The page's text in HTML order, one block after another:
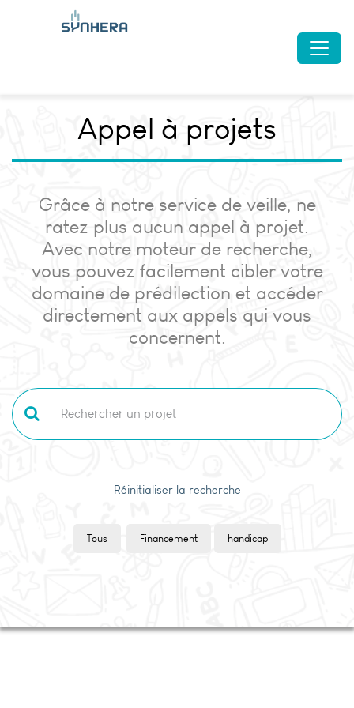
Appel à projets
Grâce à notre service de veille, ne
ratez plus aucun appel à projet.
Avec notre moteur de recherche,
vous pouvez facilement cibler votre
domaine de prédilection et accéder
directement aux appels qui vous
concernent.
Réinitialiser la recherche
Tous Financement handicap